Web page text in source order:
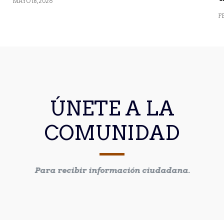
ÚNETE A LA
COMUNIDAD
Para recibir información ciudadana.